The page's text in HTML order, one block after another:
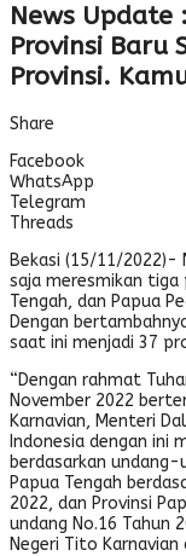
News Update
Provinsi Baru
Provinsi.
Share
Facebook
WhatsApp
Telegram
Threads
Bekasi (15/11/2022)-
saja meresmikan tiga
Tengah, dan Papua
Dengan
saat ini menjadi 37
“Dengan rahmat
November 2022
Karnavian, Menteri
Indonesia dengan ini
berdasarkan
Papua Tengah
2022, dan Provinsi
undang No.16 Tahun
Negeri Tito